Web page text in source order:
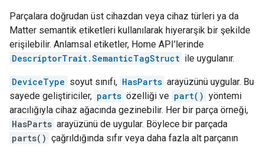
Parçalara doğrudan üst cihazdan veya cihaz türleri ya da
Matter semantik etiketleri kullanılarak hiyerarşik bir şekilde
erişilebilir. Anlamsal etiketler, Home API'lerinde
DescriptorTrait.SemanticTagStruct ile uygulanır.
DeviceType soyut sınıfı, HasParts arayüzünü uygular. Bu
sayede geliştiriciler, parts özelliği ve part() yöntemi
aracılığıyla cihaz ağacında gezinebilir. Her bir parça örneği,
HasParts arayüzünü de uygular. Böylece bir parçada
parts() çağrıldığında sıfır veya daha fazla alt parçanın